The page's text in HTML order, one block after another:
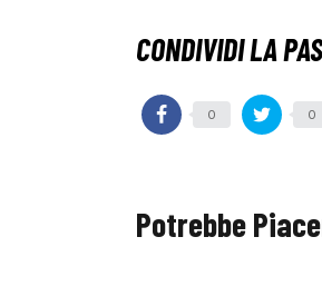
0 0
Potrebbe